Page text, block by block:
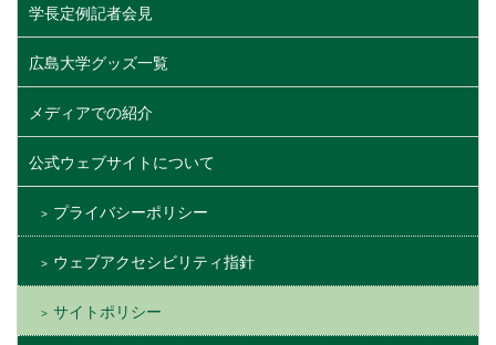
学長定例記者会見
広島大学グッズ一覧
メディアでの紹介
公式ウェブサイトについて
プライバシーポリシー
ウェブアクセシビリティ指針
サイトポリシー